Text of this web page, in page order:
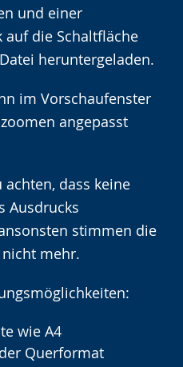
und einer
auf die Schaltfläche
heruntergeladen.
im Vorschaufenster
angepasst
dass keine
Ausdrucks
stimmen die
mehr.
wie A4
Querformat